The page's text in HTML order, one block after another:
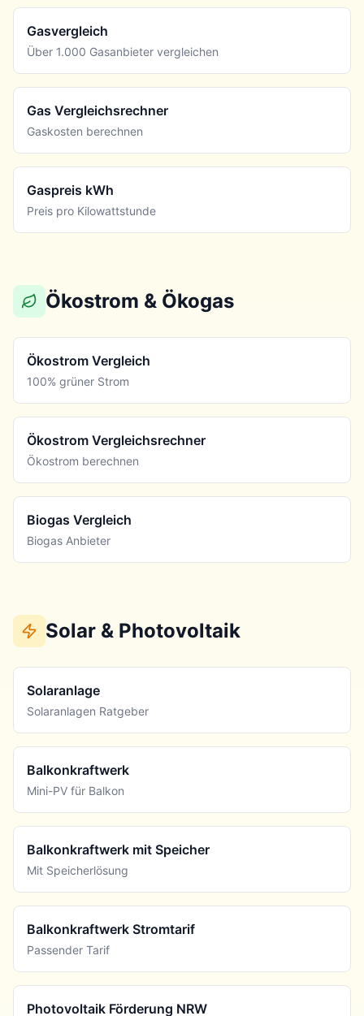
Gasvergleich
Über 1.000 Gasanbieter vergleichen
Gas Vergleichsrechner
Gaskosten berechnen
Gaspreis kWh
Preis pro Kilowattstunde
Ökostrom & Ökogas
Ökostrom Vergleich
100% grüner Strom
Ökostrom Vergleichsrechner
Ökostrom berechnen
Biogas Vergleich
Biogas Anbieter
Solar & Photovoltaik
Solaranlage
Solaranlagen Ratgeber
Balkonkraftwerk
Mini-PV für Balkon
Balkonkraftwerk mit Speicher
Mit Speicherlösung
Balkonkraftwerk Stromtarif
Passender Tarif
Photovoltaik Förderung NRW